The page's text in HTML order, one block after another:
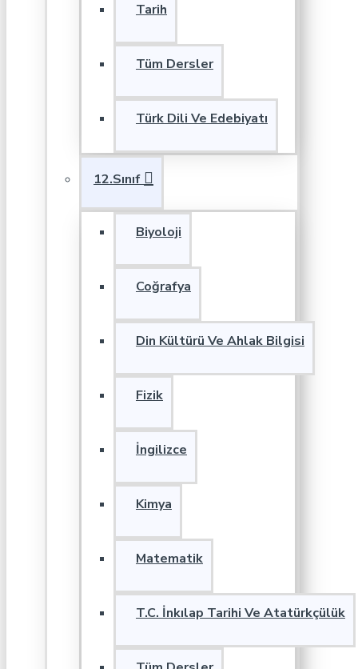
Tarih
Tüm Dersler
Türk Dili Ve Edebiyatı
12.Sınıf
Biyoloji
Coğrafya
Din Kültürü Ve Ahlak Bilgisi
Fizik
İngilizce
Kimya
Matematik
T.C. İnkılap Tarihi Ve Atatürkçülük